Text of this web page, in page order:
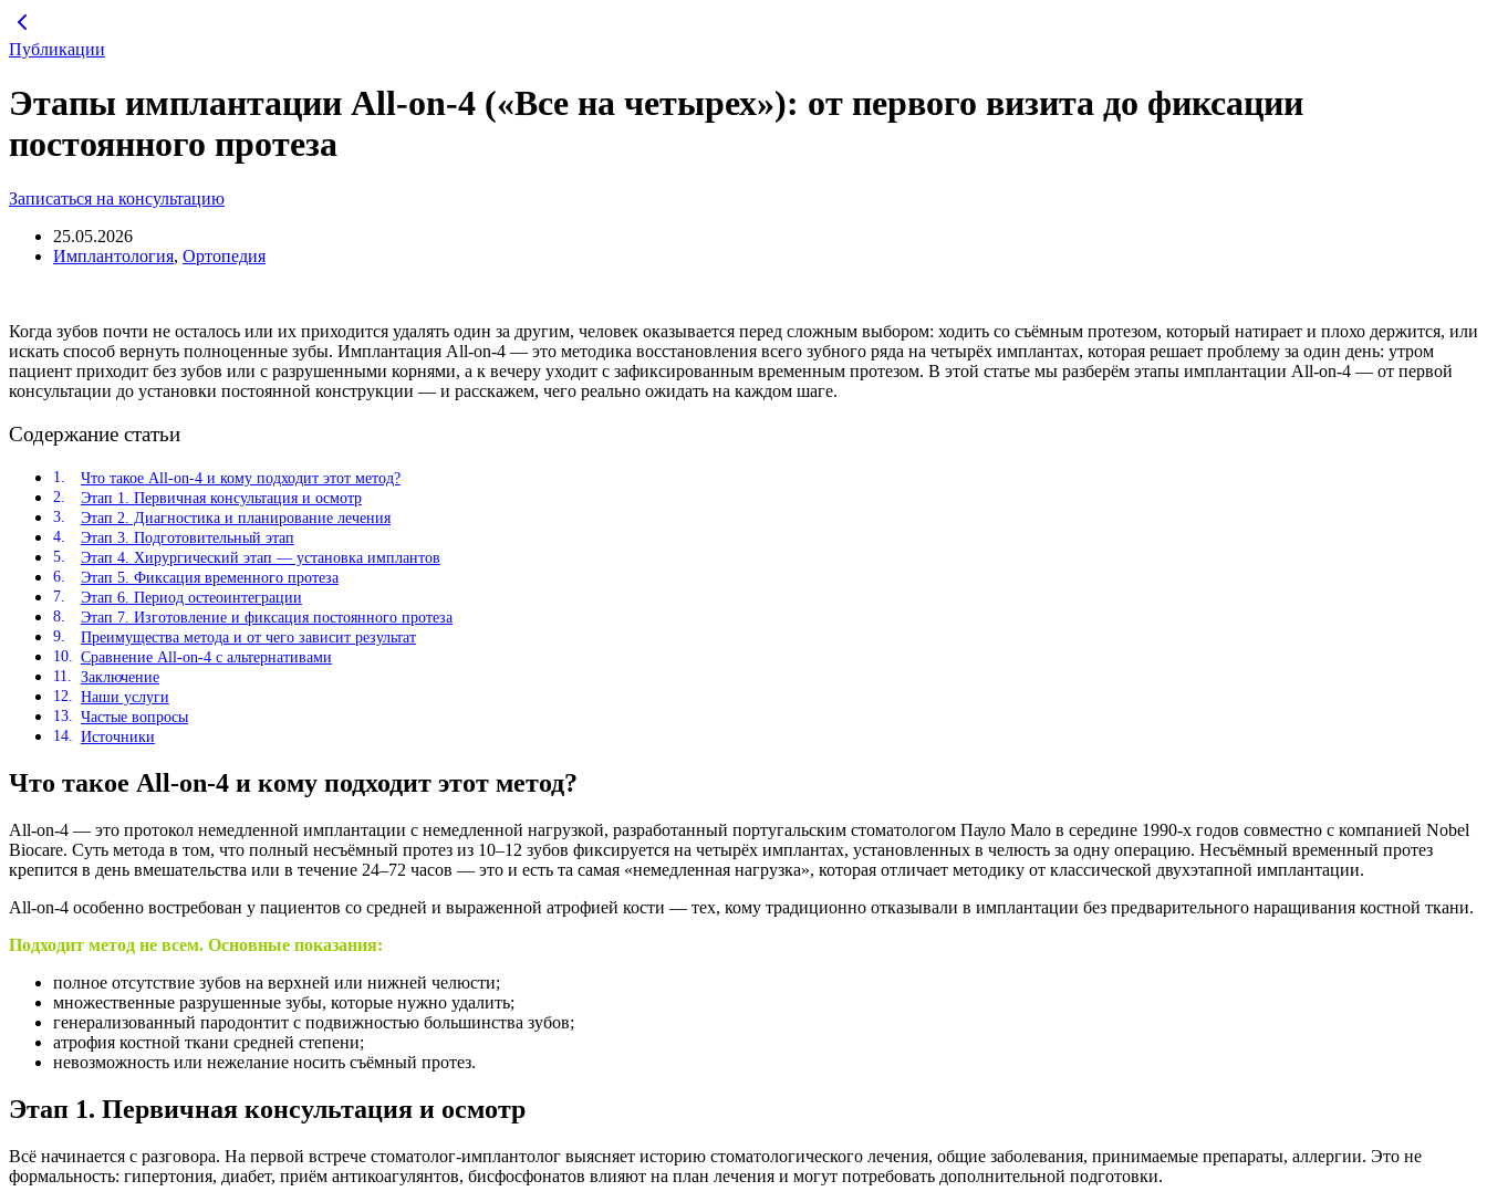
Перейти
содержимому
Публикации
Этапы имплантации All-on-4 («Все на четырех»): от первого визита до фиксации
постоянного протеза
Записаться на консультацию
25.05.2026
Имплантология, Ортопедия
Когда зубов почти не осталось или их приходится удалять один за другим, человек оказывается перед сложным выбором: ходить со съёмным протезом, который натирает и плохо держится, или
искать способ вернуть полноценные зубы. Имплантация All-on-4 — это методика восстановления всего зубного ряда на четырёх имплантах, которая решает проблему за один день: утром
пациент приходит без зубов или с разрушенными корнями, а к вечеру уходит с зафиксированным временным протезом. В этой статье мы разберём этапы имплантации All-on-4 — от первой
консультации до установки постоянной конструкции — и расскажем, чего реально ожидать на каждом шаге.
Содержание статьи
Что такое All-on-4 и кому подходит этот метод?
Этап 1. Первичная консультация и осмотр
Этап 2. Диагностика и планирование лечения
Этап 3. Подготовительный этап
Этап 4. Хирургический этап — установка имплантов
Этап 5. Фиксация временного протеза
Этап 6. Период остеоинтеграции
Этап 7. Изготовление и фиксация постоянного протеза
Преимущества метода и от чего зависит результат
Сравнение All-on-4 с альтернативами
Заключение
Наши услуги
Частые вопросы
Источники
Что такое All-on-4 и кому подходит этот метод?
All-on-4 — это протокол немедленной имплантации с немедленной нагрузкой, разработанный португальским стоматологом Пауло Мало в середине 1990-х годов совместно с компанией Nobel
Biocare. Суть метода в том, что полный несъёмный протез из 10–12 зубов фиксируется на четырёх имплантах, установленных в челюсть за одну операцию. Несъёмный временный протез
крепится в день вмешательства или в течение 24–72 часов — это и есть та самая «немедленная нагрузка», которая отличает методику от классической двухэтапной имплантации.
All-on-4 особенно востребован у пациентов со средней и выраженной атрофией кости — тех, кому традиционно отказывали в имплантации без предварительного наращивания костной ткани.
Подходит метод не всем. Основные показания:
полное отсутствие зубов на верхней или нижней челюсти;
множественные разрушенные зубы, которые нужно удалить;
генерализованный пародонтит с подвижностью большинства зубов;
атрофия костной ткани средней степени;
невозможность или нежелание носить съёмный протез.
Этап 1. Первичная консультация и осмотр
Всё начинается с разговора. На первой встрече стоматолог-имплантолог выясняет историю стоматологического лечения, общие заболевания, принимаемые препараты, аллергии. Это не
формальность: гипертония, диабет, приём антикоагулянтов, бисфосфонатов влияют на план лечения и могут потребовать дополнительной подготовки.